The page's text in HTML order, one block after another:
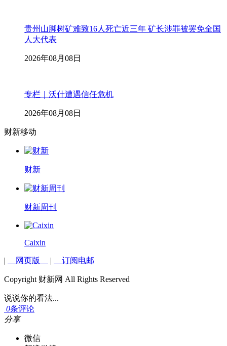
贵州山脚树矿难致16人死亡近三年 矿长涉罪被罢免全国
人大代表
2026年08月08日
专栏｜沃什遭遇信任危机
2026年08月08日
财新移动
财新
财新周刊
Caixin
| 网页版 | 订阅电邮
Copyright 财新网 All Rights Reserved
说说你的看法...
0条评论
分享
微信